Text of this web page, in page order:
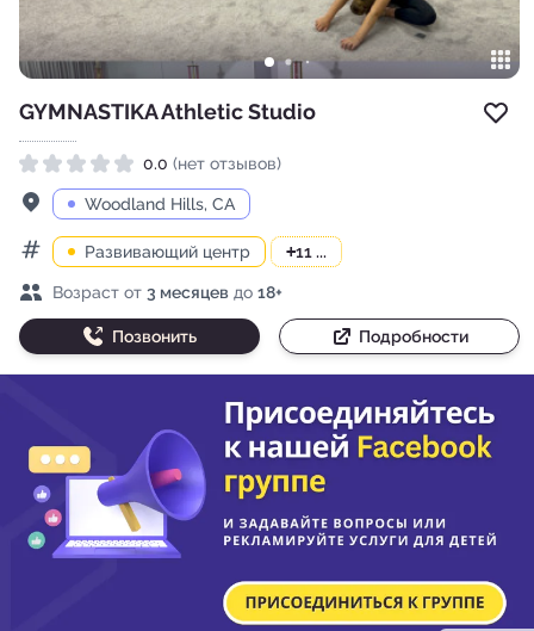
GYMNASTIKA Athletic Studio
Рейтинг 0.0 из 5
0.0 (нет отзывов)
Адрес
Woodland Hills, CA
КатегорииРазвивающий центр +11 ...
Возраст детей
Возраст от 3 месяцев до 18+
Позвонить Подробности